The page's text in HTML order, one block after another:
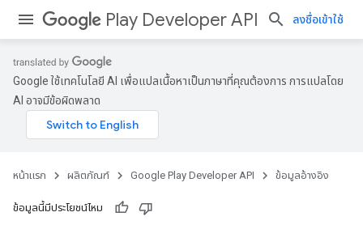
Play Developer API ลงชื่อเข้าใช้
Google ใช้เทคโนโลยี AI เพื่อแปลเนื้อหาเป็นภาษาที่คุณต้องการ การแปลโดย
AI อาจมีข้อผิดพลาด
หน้าแรก ผลิตภัณฑ์ Google Play Developer API ข้อมูลอ้างอิง
ข้อมูลนี้มีประโยชน์ไหม